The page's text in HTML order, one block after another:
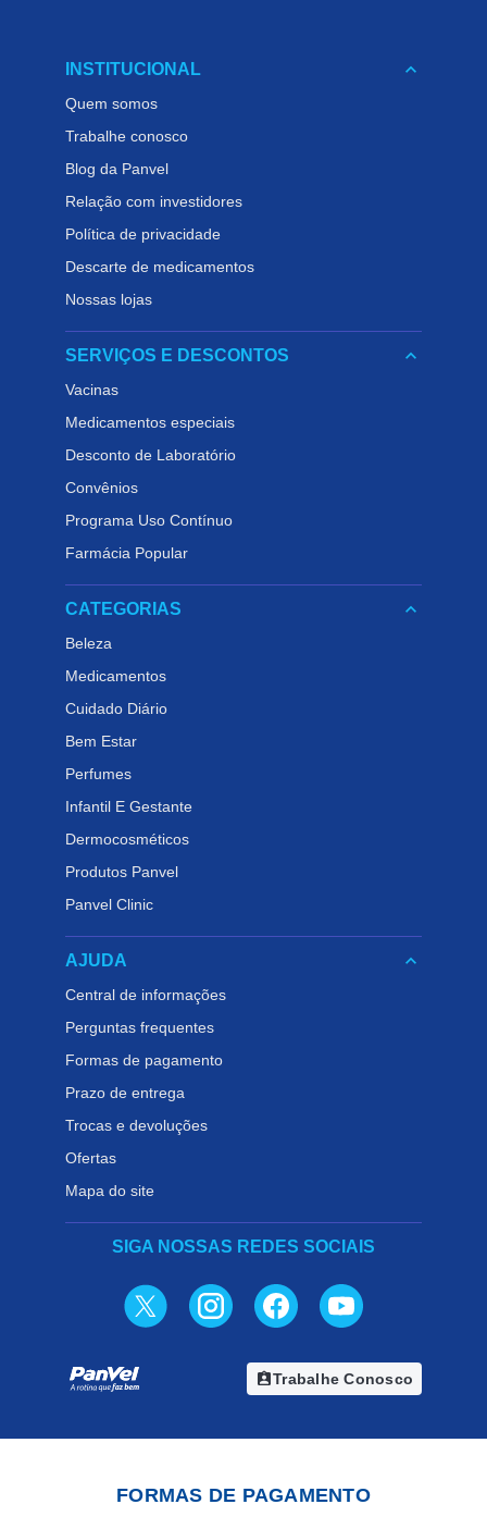
INSTITUCIONAL keyboard_arrow_down
Quem somos
Trabalhe conosco
Blog da Panvel
Relação com investidores
Política de privacidade
Descarte de medicamentos
Nossas lojas
SERVIÇOS E DESCONTOS keyboard_arrow_down
Vacinas
Medicamentos especiais
Desconto de Laboratório
Convênios
Programa Uso Contínuo
Farmácia Popular
CATEGORIAS keyboard_arrow_down
Beleza
Medicamentos
Cuidado Diário
Bem Estar
Perfumes
Infantil E Gestante
Dermocosméticos
Produtos Panvel
Panvel Clinic
AJUDA keyboard_arrow_down
Central de informações
Perguntas frequentes
Formas de pagamento
Prazo de entrega
Trocas e devoluções
Ofertas
Mapa do site
SIGA NOSSAS REDES SOCIAIS
assignment_indTrabalhe Conosco
FORMAS DE PAGAMENTO